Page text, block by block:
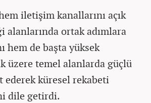
iletişim kanallarını açık
ortak adımlara
hem de başta yüksek
üzere temel alanlarda güçlü
ederek küresel rekabeti
dile getirdi.